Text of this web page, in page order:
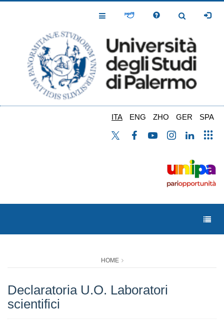
Toggle
Toggle
ITA ENG ZHO GER SPA
HOME
Declaratoria U.O. Laboratori
scientifici